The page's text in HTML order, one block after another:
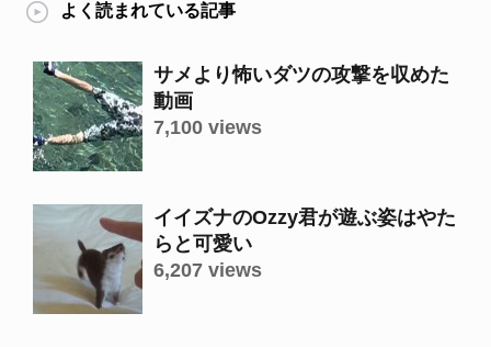
よく読まれている記事
サメより怖いダツの攻撃を収めた
動画
7,100 views
イイズナのOzzy君が遊ぶ姿はやた
らと可愛い
6,207 views